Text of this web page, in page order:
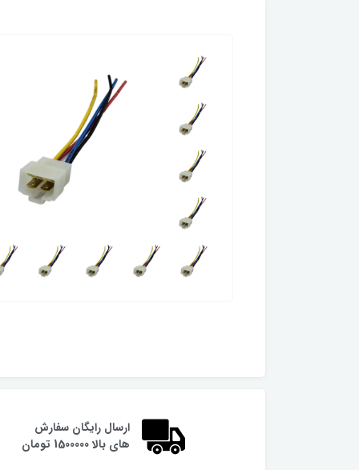
ارسال رایگان سفارش
های بالا 1500000 تومان